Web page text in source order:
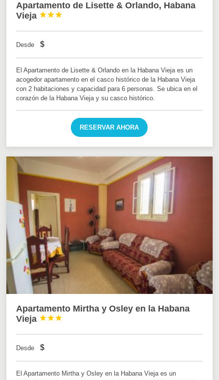
Apartamento de Lisette & Orlando, Habana
Vieja



Desde $
El Apartamento de Lisette & Orlando en la Habana Vieja es un
acogedor apartamento en el casco histórico de la Habana Vieja
con 2 habitaciones y capacidad para 6 personas. Se ubica en el
corazón de la Habana Vieja y su casco histórico.
RESERVAR AHORA
Apartamento Mirtha y Osley en la Habana
Vieja



Desde $
El Apartamento Mirtha y Osley en la Habana Vieja es un